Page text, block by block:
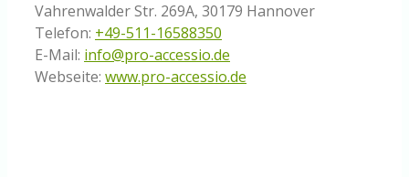
Vahrenwalder Str. 269A, 30179 Hannover
Telefon: +49-511-16588350
E-Mail: info@pro-accessio.de
Webseite: www.pro-accessio.de